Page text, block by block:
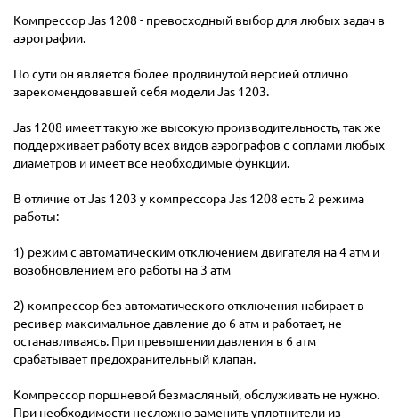
Компрессор Jas 1208 - превосходный выбор для любых задач в
аэрографии.
По сути он является более продвинутой версией отлично
зарекомендовавшей себя модели Jas 1203.
Jas 1208 имеет такую же высокую производительность, так же
поддерживает работу всех видов аэрографов с соплами любых
диаметров и имеет все необходимые функции.
В отличие от Jas 1203 у компрессора Jas 1208 есть 2 режима
работы:
1) режим с автоматическим отключением двигателя на 4 атм и
возобновлением его работы на 3 атм
2) компрессор без автоматического отключения набирает в
ресивер максимальное давление до 6 атм и работает, не
останавливаясь. При превышении давления в 6 атм
срабатывает предохранительный клапан.
Компрессор поршневой безмасляный, обслуживать не нужно.
При необходимости несложно заменить уплотнители из